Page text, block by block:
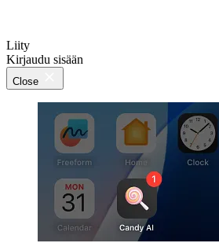
Liity
Kirjaudu sisään
Close